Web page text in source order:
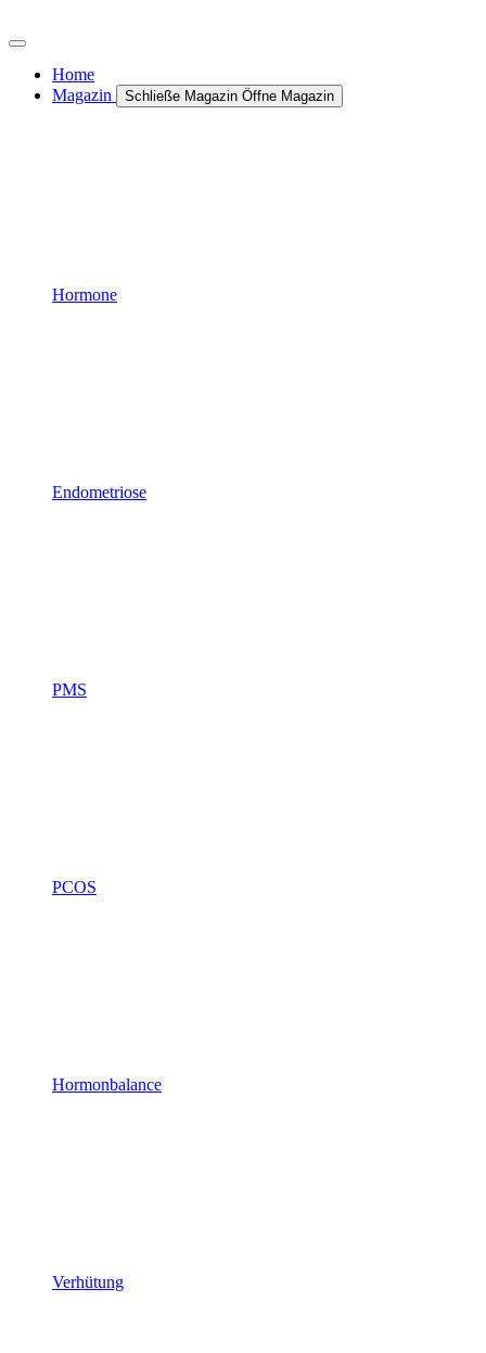
Inhalt
Home
Magazin
Schließe Magazin Öffne Magazin
Hormone
Endometriose
PMS
PCOS
Hormonbalance
Verhütung